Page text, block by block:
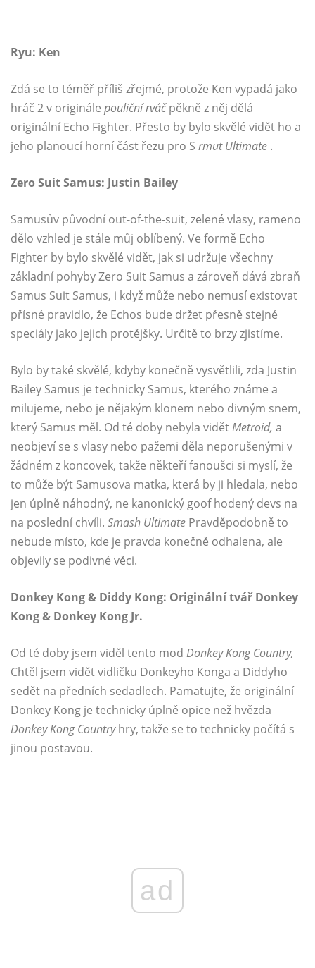
Ryu: Ken
Zdá se to téměř příliš zřejmé, protože Ken vypadá jako
hráč 2 v originále pouliční rváčpěkně z něj dělá
originální Echo Fighter. Přesto by bylo skvělé vidět ho a
jeho planoucí horní část řezu pro S rmut Ultimate .
Zero Suit Samus: Justin Bailey
Samusův původní out-of-the-suit, zelené vlasy, rameno
dělo vzhled je stále můj oblíbený. Ve formě Echo
Fighter by bylo skvělé vidět, jak si udržuje všechny
základní pohyby Zero Suit Samus a zároveň dává zbraň
Samus Suit Samus, i když může nebo nemusí existovat
přísné pravidlo, že Echos bude držet přesně stejné
speciály jako jejich protějšky. Určitě to brzy zjistíme.
Bylo by také skvělé, kdyby konečně vysvětlili, zda Justin
Bailey Samus je technicky Samus, kterého známe a
milujeme, nebo je nějakým klonem nebo divným snem,
který Samus měl. Od té doby nebyla vidětMetroid, a
neobjeví se s vlasy nebo pažemi děla neporušenými v
žádném z koncovek, takže někteří fanoušci si myslí, že
to může být Samusova matka, která by ji hledala, nebo
jen úplně náhodný, ne kanonický goof hodený devs na
na poslední chvíli. Smash Ultimate Pravděpodobně to
nebude místo, kde je pravda konečně odhalena, ale
objevily se podivné věci.
Donkey Kong & Diddy Kong: Originální tvář Donkey
Kong & Donkey Kong Jr.
Od té doby jsem viděl tento mod Donkey Kong Country,
Chtěl jsem vidět vidličku Donkeyho Konga a Diddyho
sedět na předních sedadlech. Pamatujte, že originální
Donkey Kong je technicky úplně opice než hvězda
Donkey Kong Countryhry, takže se to technicky počítá s
jinou postavou.
ad